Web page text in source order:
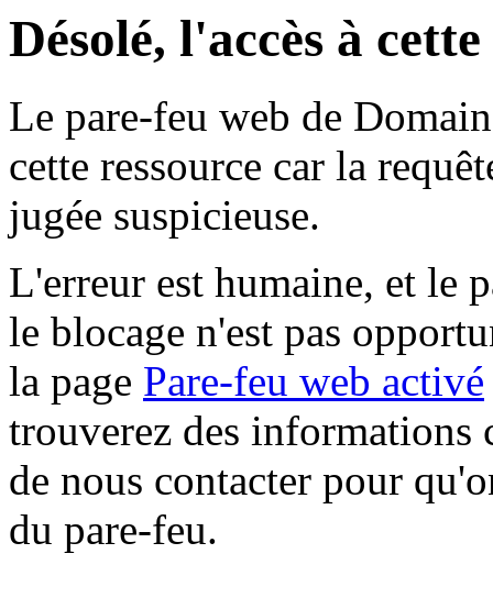
Désolé, l'accès à
Le pare-feu web de
cette ressource car la
jugée suspicieuse.
L'erreur est humaine, et le
le blocage n'est pas
la page Pare-feu web activé
trouverez des informations
de nous contacter pour
du pare-feu.